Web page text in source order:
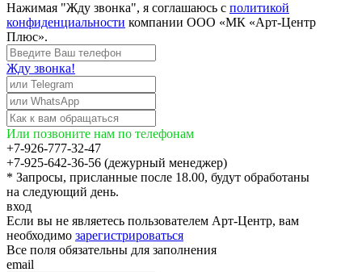
Нажимая "Жду звонка", я соглашаюсь с политикой
конфиденциальности компании ООО «МК «Арт-Центр
Плюс».
Жду звонка!
Или позвоните нам по телефонам
+7-926-777-32-47
+7-925-642-36-56 (дежурный менеджер)
* Запросы, присланные после 18.00, будут обработаны
на следующий день.
вход
Если вы не являетесь пользователем Арт-Центр, вам
необходимо зарегистрироваться
Все поля обязательны для заполнения
email